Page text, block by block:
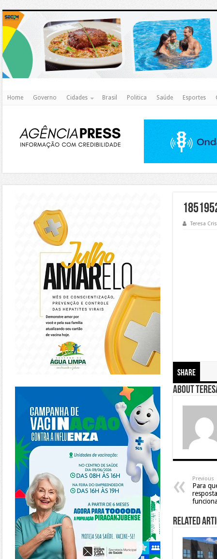
Home Governo Cidades Brasil Politica Saúde Esportes
Teresa
Share
About
Previous
Para
Related
https://piracanjuba.go.gov.br/